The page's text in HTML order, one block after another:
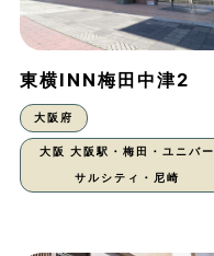
東横INN梅田中津2
大阪府
大阪 大阪駅・梅田・ユニバー
サルシティ・尼崎